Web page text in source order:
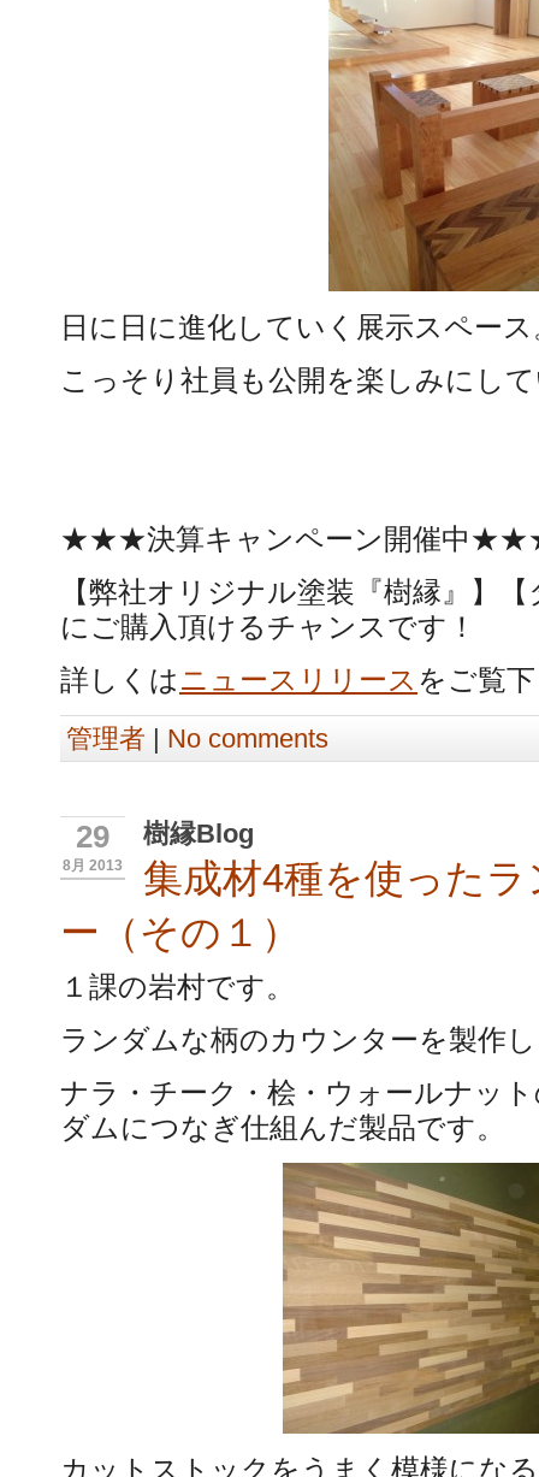
日に日に進化していく展示スペース
こっそり社員も公開を楽しみにし
★★★決算キャンペーン開催中
【弊社オリジナル塗装『樹縁』】
にご購入頂けるチャンスです！
詳しくはニュースリリース をご覧
管理者 | No comments
29
8月 2013
樹縁Blog
集成材4種を使った
ー（その１）
１課の岩村です。
ランダムな柄のカウンターを製作
ナラ・チーク・桧・ウォールナッ
ダムにつなぎ仕組んだ製品です。
カットストックをうまく模様にな